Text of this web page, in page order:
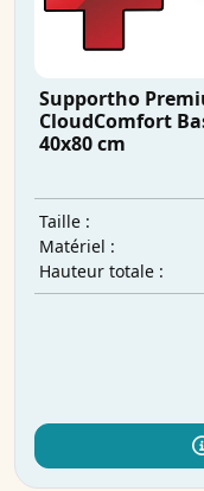
Supportho
CloudComfort
40x80 cm
Taille :
Matériel :
Hauteur totale :